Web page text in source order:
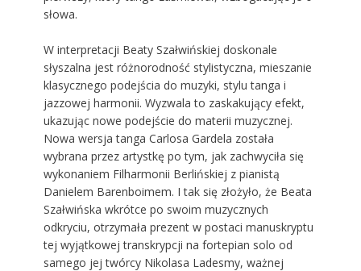
słowa.
W interpretacji Beaty Szałwińskiej doskonale
słyszalna jest różnorodność stylistyczna, mieszanie
klasycznego podejścia do muzyki, stylu tanga i
jazzowej harmonii. Wyzwala to zaskakujący efekt,
ukazując nowe podejście do materii muzycznej.
Nowa wersja tanga Carlosa Gardela została
wybrana przez artystkę po tym, jak zachwyciła się
wykonaniem Filharmonii Berlińskiej z pianistą
Danielem Barenboimem. I tak się złożyło, że Beata
Szałwińska wkrótce po swoim muzycznych
odkryciu, otrzymała prezent w postaci manuskryptu
tej wyjątkowej transkrypcji na fortepian solo od
samego jej twórcy Nikolasa Ladesmy, ważnej